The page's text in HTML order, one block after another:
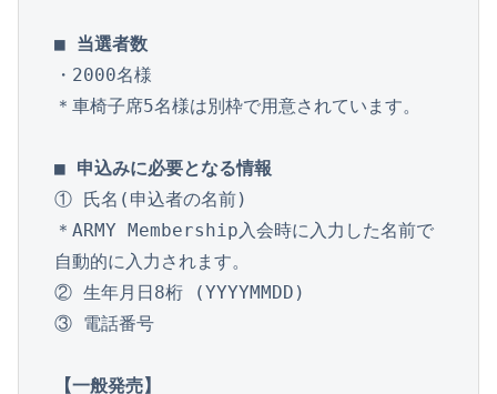
■ 当選者数
・2000名様
＊車椅子席5名様は別枠で用意されています。
■ 申込みに必要となる情報
① 氏名(申込者の名前)
＊ARMY Membership入会時に入力した名前で
自動的に入力されます。
② 生年月日8桁 (YYYYMMDD)
③ 電話番号
【一般発売】